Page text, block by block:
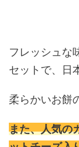
フレッシュな
セットで、日
柔らかいお餅
また、人気の